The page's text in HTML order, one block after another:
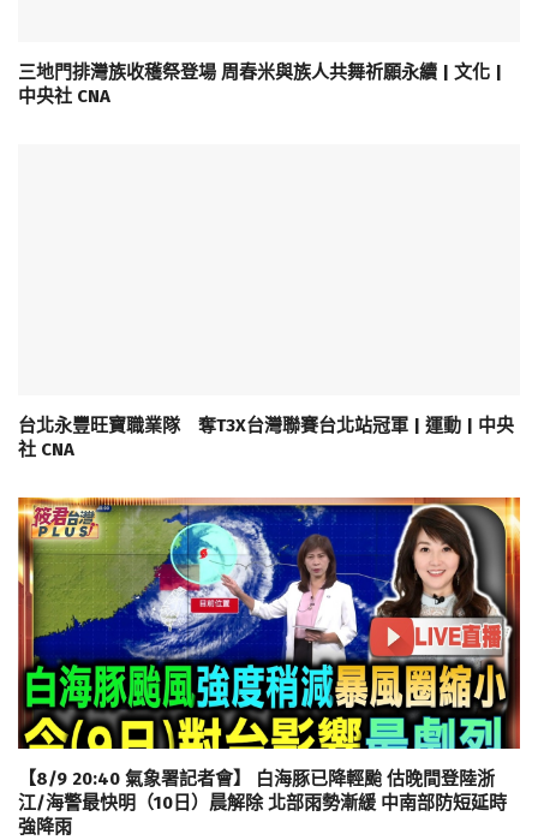
三地門排灣族收穫祭登場 周春米與族人共舞祈願永續 | 文化 |
中央社 CNA
台北永豐旺寶職業隊 奪T3X台灣聯賽台北站冠軍 | 運動 | 中央
社 CNA
【8/9 20:40 氣象署記者會】 白海豚已降輕颱 估晚間登陸浙
江/海警最快明（10日）晨解除 北部雨勢漸緩 中南部防短延時
強降雨